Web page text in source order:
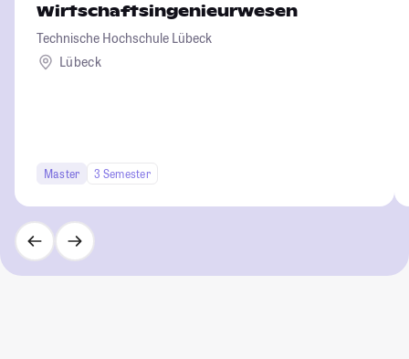
Wirtschaftsingenieurwesen
Technische Hochschule Lübeck
Lübeck
Master 3 Semester